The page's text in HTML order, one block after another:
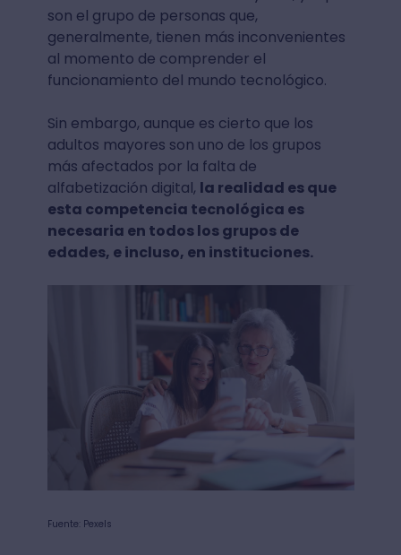
son el grupo de personas que,
generalmente, tienen más inconvenientes
al momento de comprender el
funcionamiento del mundo tecnológico.
Sin embargo, aunque es cierto que los
adultos mayores son uno de los grupos
más afectados por la falta de
alfabetización digital, la realidad es que
esta competencia tecnológica es
necesaria en todos los grupos de
edades, e incluso, en instituciones.
Fuente: Pexels